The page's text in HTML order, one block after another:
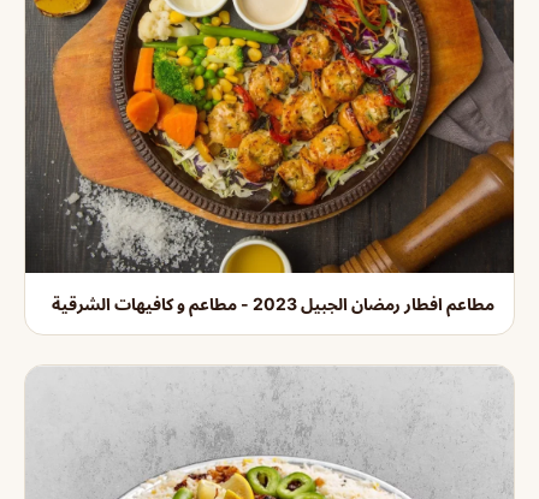
مطاعم افطار رمضان الجبيل 2023 - مطاعم و كافيهات الشرقية